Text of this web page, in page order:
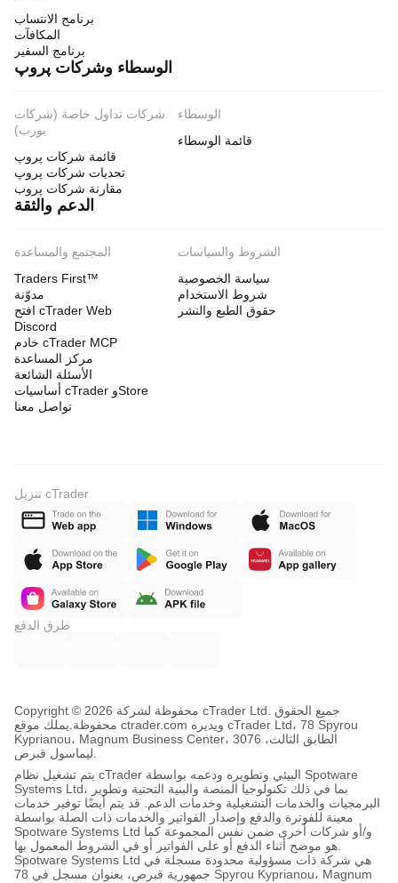
برنامج الانتساب
المكافآت
برنامج السفير
الوسطاء وشركات پروپ
شركات تداول خاصة (شركات
بورب)
قائمة شركات پروپ
تحديات شركات پروپ
مقارنة شركات پروب
الوسطاء
قائمة الوسطاء
الدعم والثقة
المجتمع والمساعدة
Traders First™
مدوّنة
افتح cTrader Web
Discord
خادم cTrader MCP
مركز المساعدة
الأسئلة الشائعة
أساسيات cTrader وStore
تواصل معنا
الشروط والسياسات
سياسة الخصوصية
شروط الاستخدام
حقوق الطبع والنشر
تنزيل cTrader
طرق الدفع
Copyright © محفوظة لشركة 2026 cTrader Ltd. جميع الحقوق
محفوظة. يملك موقع ctrader.com ويديره cTrader Ltd، 78 Spyrou
Kyprianou، Magnum Business Center، الطابق الثالث، 3076
يتم تشغيل نظام cTrader البيئي وتطويره ودعمه بواسطة Spotware
Systems Ltd، بما في ذلك تكنولوجيا المنصة والبنية التحتية وتطوير
البرمجيات والخدمات التشغيلية وخدمات الدعم. قد يتم أيضًا توفير خدمات
معينة للفوترة والدفع وإصدار الفواتير والخدمات ذات الصلة بواسطة
Spotware Systems Ltd و/أو شركات أخرى ضمن نفس المجموعة كما
هو موضح أثناء الدفع أو على الفواتير أو في الشروط المعمول بها.
Spotware Systems Ltd هي شركة ذات مسؤولية محدودة مسجلة في
جمهورية قبرص، بعنوان مسجل في 78 Spyrou Kyprianou، Magnum